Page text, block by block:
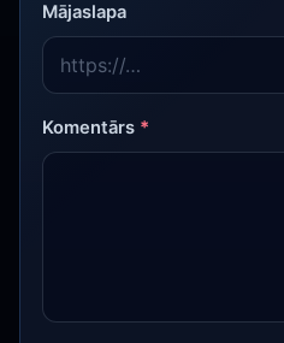
Mājaslapa
Komentārs *